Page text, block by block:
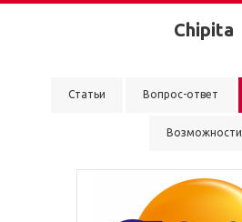
Chipita
Статьи Вопрос-ответ
Возможности